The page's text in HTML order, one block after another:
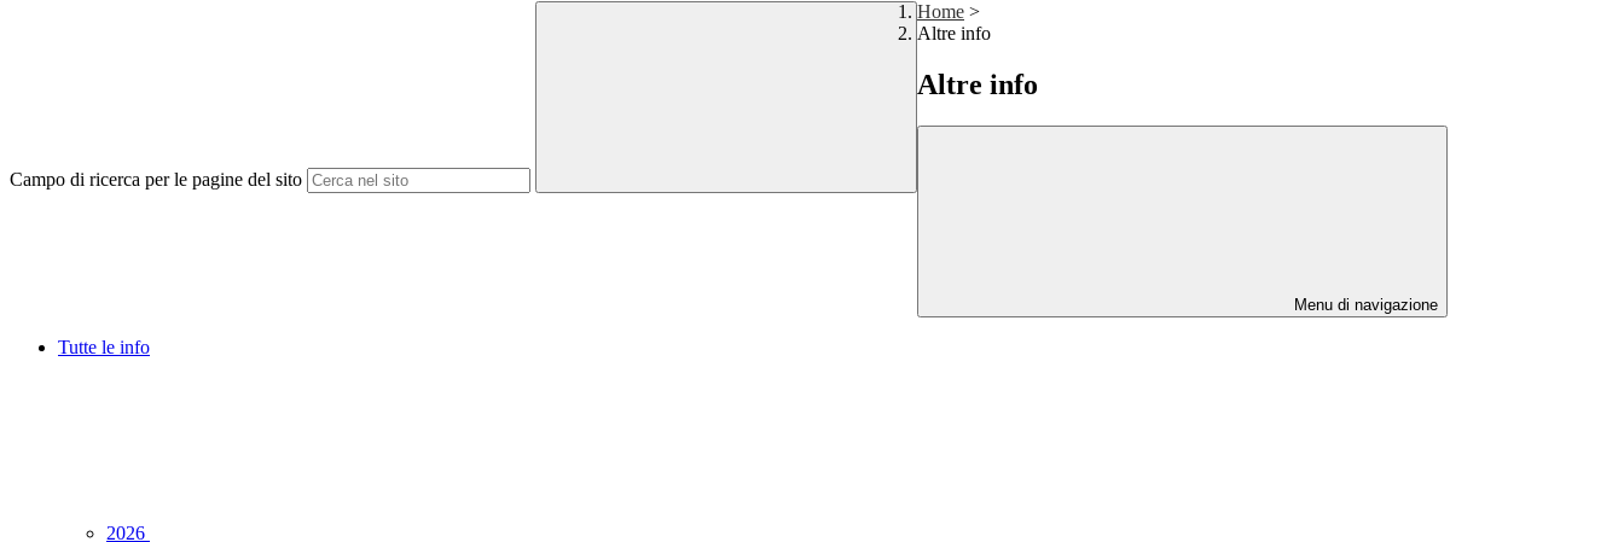
Campo di ricerca per le pagine del sito
Home >
Altre info
Altre info
Menu di navigazione
Tutte le info
2026